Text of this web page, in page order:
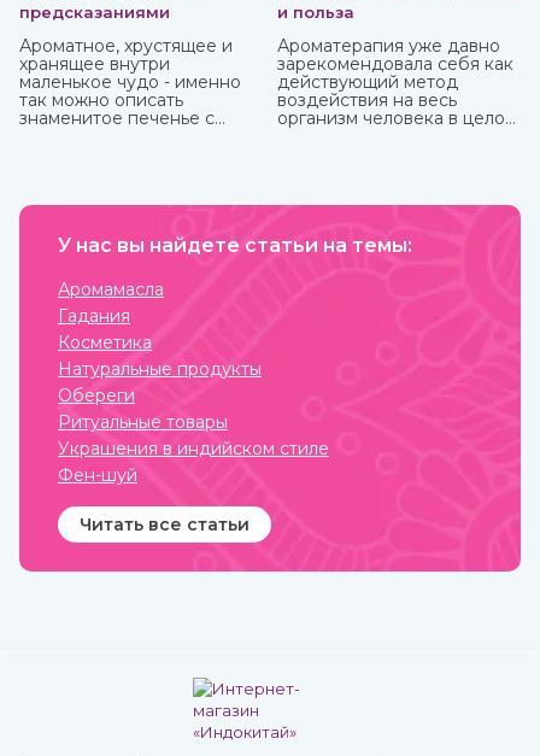
предсказаниями
Ароматное, хрустящее и
хранящее внутри
маленькое чудо - именно
так можно описать
знаменитое печенье с
и польза
Ароматерапия уже давно
зарекомендовала себя как
действующий метод
воздействия на весь
организм человека в целом:
ароматерапии, бывают
разные составы.
У нас вы найдете статьи на темы:
Аромамасла
Гадания
Косметика
Натуральные продукты
Обереги
Ритуальные товары
Украшения в индийском стиле
Фен-шуй
Читать все статьи